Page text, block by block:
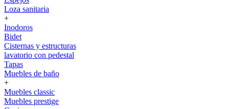
Loza sanitaria
+
Inodoros
Bidet
Cisternas y estructuras
lavatorio con pedestal
Tapas
Muebles de baño
+
Muebles classic
Muebles prestige